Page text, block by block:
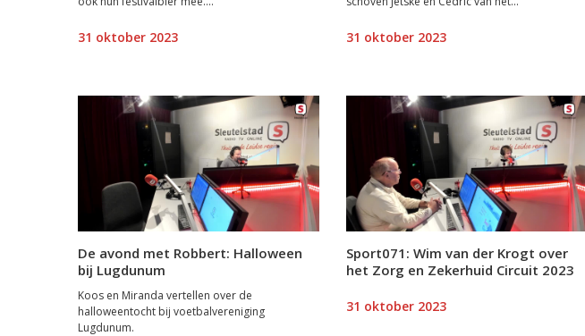
31 oktober 2023 31 oktober 2023
De avond met Robbert: Halloween
bij Lugdunum
Koos en Miranda vertellen over de
halloweentocht bij voetbalvereniging
Lugdunum.
Sport071: Wim van der Krogt over
het Zorg en Zekerhuid Circuit 2023
31 oktober 2023